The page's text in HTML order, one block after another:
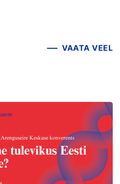
VAATA VEEL